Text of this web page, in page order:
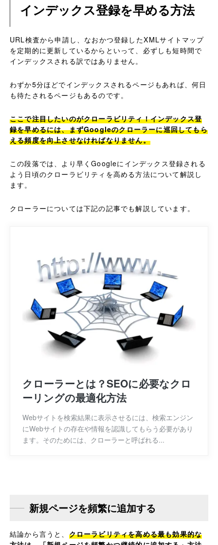
インデックス登録を早める方法
URL検査から申請し、なおかつ登録したXMLサイトマップ
を定期的に更新しているからといって、必ずしも短時間で
インデックスされる訳ではありません。
わずか5分ほどでインデックスされるページもあれば、何日
も待たされるページもあるのです。
ここで注目したいのがクローラビリティ！インデックス登
録を早めるには、まずGoogleのクローラーに巡回してもら
える頻度を向上させなければなりません。
この段落では、より早くGoogleにインデックス登録される
よう日頃のクローラビリティを高める方法について解説し
ます。
クローラーについては下記の記事でも解説しています。
クローラーとは？SEOに必要なクロ
ーリングの最適化方法
Webサイトを検索結果に表示させるには、検索エンジン
にWebサイトの存在や情報を認識してもらう必要があり
ます。そのためには、クローラーと呼ばれる...
新規ページを頻繁に追加する
結論から言うと、 クローラビリティを高める最も効果的な